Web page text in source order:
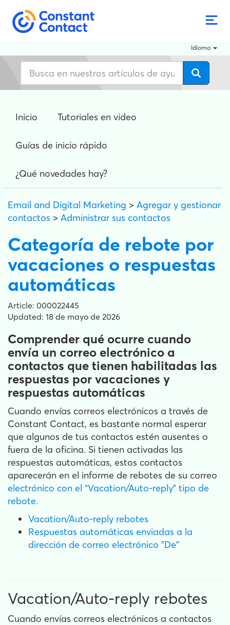
Idioma
Inicio Tutoriales en video
Guías de inicio rápido
¿Qué novedades hay?
Email and Digital Marketing > Agregar y gestionar
contactos > Administrar sus contactos
Categoría de rebote por
vacaciones o respuestas
automáticas
Article: 000022445
Updated: 18 de mayo de 2026
Comprender qué ocurre cuando
envía un correo electrónico a
contactos que tienen habilitadas las
respuestas por vacaciones y
respuestas automáticas
Cuando envías correos electrónicos a través de
Constant Contact, es bastante normal esperar
que algunos de tus contactos estén ausentes o
fuera de la oficina. Si tienen activadas las
respuestas automáticas, estos contactos
aparecerán en el informe de rebotes de su correo
electrónico con el “Vacation/Auto-reply” tipo de
rebote.
Vacation/Auto-reply rebotes
Respuestas automáticas enviadas a la
dirección de correo electrónico "De"
Vacation/Auto-reply rebotes
Cuando envías correos electrónicos a contactos